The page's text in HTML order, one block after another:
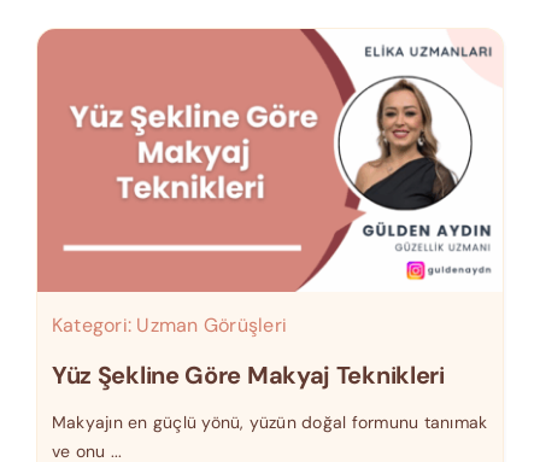
Kategori: Uzman Görüşleri
Yüz Şekline Göre Makyaj Teknikleri
Makyajın en güçlü yönü, yüzün doğal formunu tanımak
ve onu ...